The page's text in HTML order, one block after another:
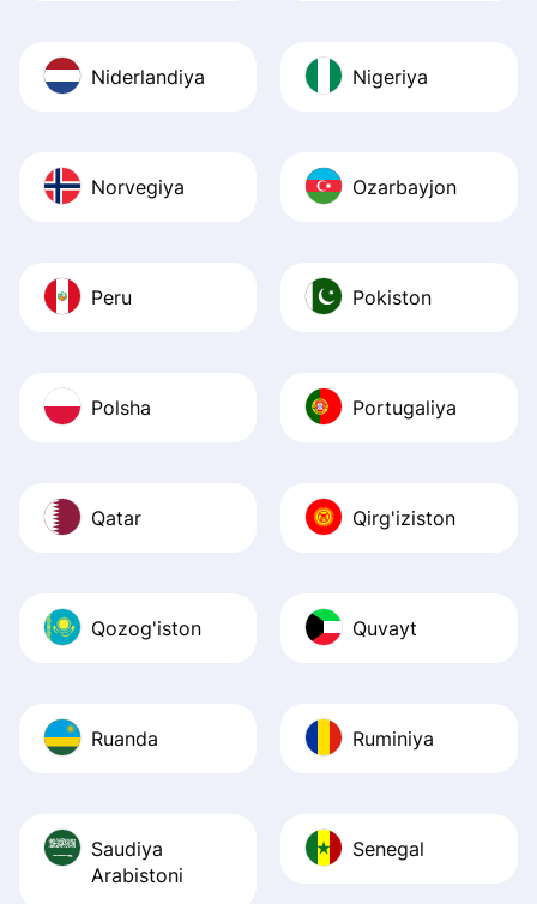
Niderlandiya Nigeriya
Norvegiya Ozarbayjon
Peru Pokiston
Polsha Portugaliya
Qatar Qirg'iziston
Qozog'iston Quvayt
Ruanda Ruminiya
Saudiya
Arabistoni
Senegal